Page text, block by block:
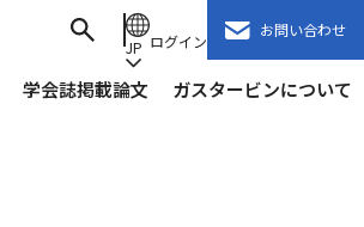
JP ログイン
お問い合わせ
学会誌掲載論文 ガスタービンについて